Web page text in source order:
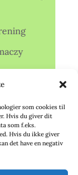
som cookies til
Hvis du giver dit
som f.eks.
Hvis du ikke giver
det have en negativ
(Ö.)
(ÖC)